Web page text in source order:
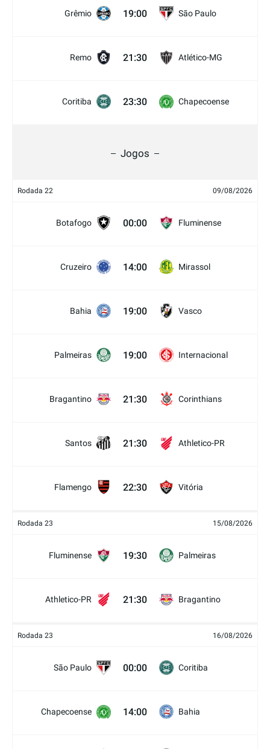
Grêmio 19:00 São Paulo
Remo 21:30 Atlético-MG
Coritiba 23:30 Chapecoense
Jogos
Rodada 22 09/08/2026
Botafogo 00:00 Fluminense
Cruzeiro 14:00 Mirassol
Bahia 19:00 Vasco
Palmeiras 19:00 Internacional
Bragantino 21:30 Corinthians
Santos 21:30 Athletico-PR
Flamengo 22:30 Vitória
Rodada 23 15/08/2026
Fluminense 19:30 Palmeiras
Athletico-PR 21:30 Bragantino
Rodada 23 16/08/2026
São Paulo 00:00 Coritiba
Chapecoense 14:00 Bahia